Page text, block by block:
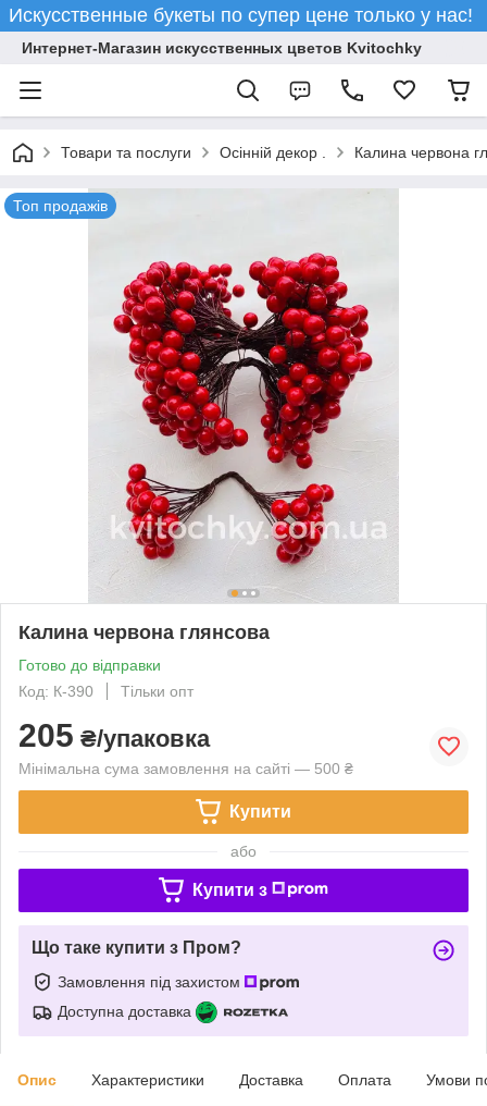
Искусственные букеты по супер цене только у нас!
Интернет-Магазин искусственных цветов Kvitochky
Товари та послуги Осінній декор . Калина червона
Топ продажів
Калина червона глянсова
Готово до відправки
Код: К-390
Тільки опт
205 ₴/упаковка
Мінімальна сума замовлення на сайті — 500 ₴
Купити
або
Купити з
Що таке купити з Пром?
Замовлення під захистом
Доступна доставка
Опис Характеристики Доставка Оплата Умови